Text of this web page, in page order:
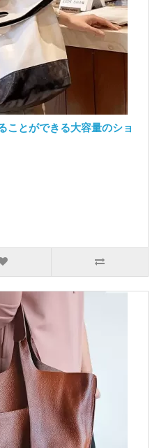
ことができる大容量のショ